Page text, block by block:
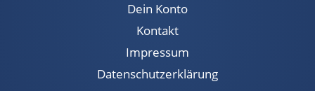
Dein Konto
Kontakt
Impressum
Datenschutzerklärung